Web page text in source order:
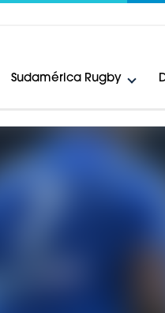
Sudamérica Rugby